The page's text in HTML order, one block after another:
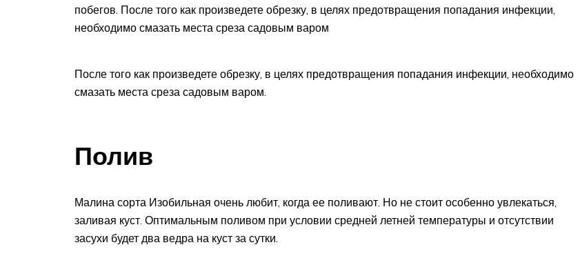
побегов. После того как произведете обрезку, в целях предотвращения попадания инфекции,
необходимо смазать места среза садовым варом
После того как произведете обрезку, в целях предотвращения попадания инфекции, необходимо
смазать места среза садовым варом.
Полив
Малина сорта Изобильная очень любит, когда ее поливают. Но не стоит особенно увлекаться,
заливая куст. Оптимальным поливом при условии средней летней температуры и отсутствии
засухи будет два ведра на куст за сутки.